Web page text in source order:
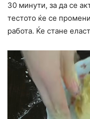
30 минути, за да се
тестото ќе се
работа. Ќе стане